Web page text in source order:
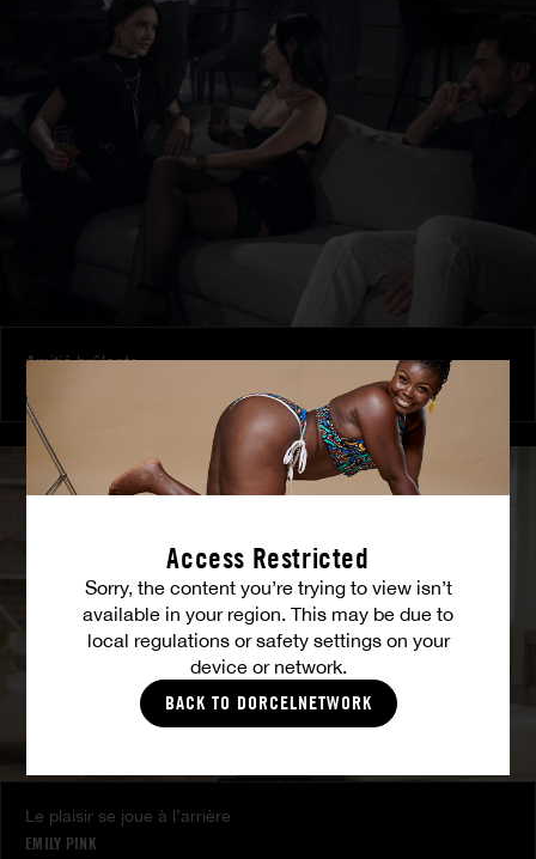
Access Restricted
Sorry, the content you’re trying to view isn’t
available in your region. This may be due to
local regulations or safety settings on your
device or network.
BACK TO DORCELNETWORK
Amitié brûlante
Le plaisir se joue à l’arrière
EMILY PINK